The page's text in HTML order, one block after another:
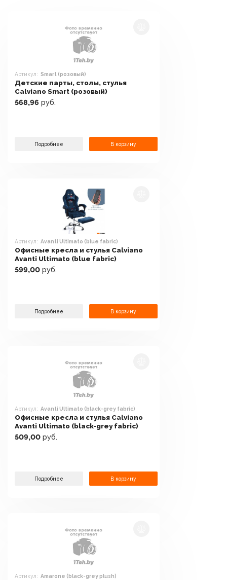
Артикул: Smart (розовый)
Детские парты, столы, стулья
Calviano Smart (розовый)
568,96 руб.
Подробнее В корзину
Артикул: Avanti Ultimato (blue fabric)
Офисные кресла и стулья Calviano
Avanti Ultimato (blue fabric)
599,00 руб.
Подробнее В корзину
Артикул: Avanti Ultimato (black-grey fabric)
Офисные кресла и стулья Calviano
Avanti Ultimato (black-grey fabric)
509,00 руб.
Подробнее В корзину
Артикул: Amarone (black-grey plush)